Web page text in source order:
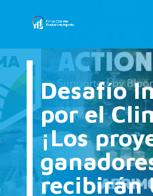
Desafío
por el
¡Los
recibirán